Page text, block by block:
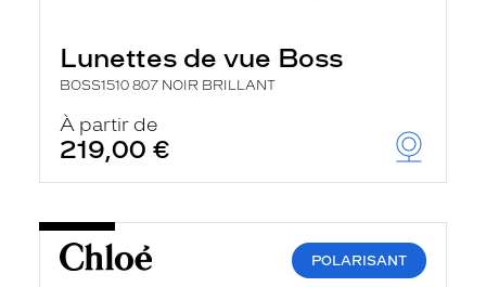
Lunettes de vue Boss
BOSS1510 807 NOIR BRILLANT
À partir de
219,00 €
POLARISANT